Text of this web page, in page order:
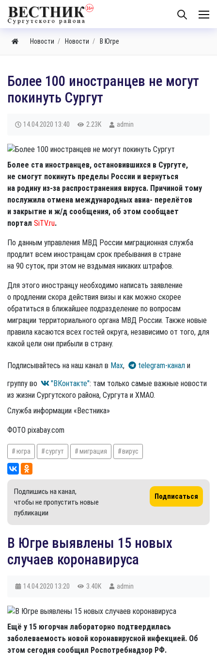
Новости Новости В Югре
Более 100 иностранцев не могут
покинуть Сургут
14.04.2020 13:40 2.23K admin
Более ста иностранцев, остановившихся в Сургуте,
не смогут покинуть пределы России и вернуться
на родину из-за распространения вируса. Причиной тому
послужила отмена международных авиа- перелётов
и закрытие и ж/д сообщения, об этом сообщает
портал SiTV.ru.
По данным управления МВД России миграционная служба
продлит всем иностранцам срок пребывания в стране
на 90 суток, при этом не вздымая никаких штрафов.
Для этого иностранцу необходимо написать заявление
о продлении скора действия визы и как можно скорее
обратиться в ближайшее подразделение по вопросам
миграции территориального органа МВД России. Также новые
правила касаются всех гостей округа, независимо от того, для
какой цели они прибыли в страну.
Подписывайтесь на наш канал в Max, telegram-канал и
группу во
"ВКонтакте": там только самые важные новости
из жизни Сургутского района, Сургута и ХМАО.
Служба информации «Вестника»
ФОТО pixabay.com
югра сургут миграция вирус
Подпишись на канал,
чтобы не пропустить новые
публикации
Подписаться
В Югре выявлены 15 новых
случаев коронавируса
14.04.2020 13:20 3.40K admin
Ещё у 15 югорчан лабораторно подтвердилась
заболеваемость новой коронавирусной инфекцией. Об
этом сегодня сообщил Роспотребнадзор РФ.